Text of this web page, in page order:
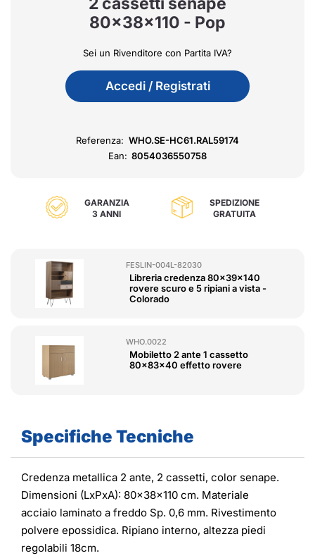
80x38x110 - Pop
Sei un Rivenditore con Partita IVA?
Accedi / Registrati
Referenza: WHO.SE-HC61.RAL59174
Ean: 8054036550758
GARANZIA
3 ANNI
SPEDIZIONE
GRATUITA
FESLIN-004L-82030
Libreria credenza 80x39x140
rovere scuro e 5 ripiani a vista -
Colorado
WHO.0022
Mobiletto 2 ante 1 cassetto
80x83x40 effetto rovere
Specifiche Tecniche
Credenza metallica 2 ante, 2 cassetti, color senape.
Dimensioni (LxPxA): 80x38x110 cm. Materiale
acciaio laminato a freddo Sp. 0,6 mm. Rivestimento
polvere epossidica. Ripiano interno, altezza piedi
regolabili 18cm.